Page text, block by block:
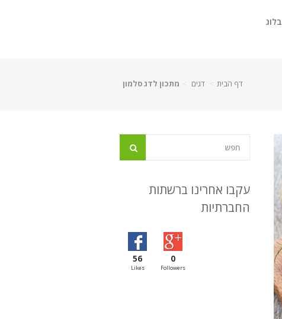
בלוג
דף הבית דגים מתכון לדג סלמון
עקבו אחרינו ברשתות
החברתיות
56
Likes
0
Followers